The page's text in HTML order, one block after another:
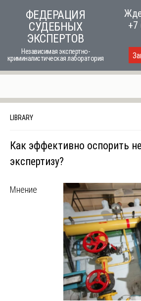
ФЕДЕРАЦИЯ
СУДЕБНЫХ
ЭКСПЕРТОВ
Независимая экспертно-
криминалистическая лаборатория
+7
LIBRARY
Как эффективно оспорить
экспертизу?
Мнение